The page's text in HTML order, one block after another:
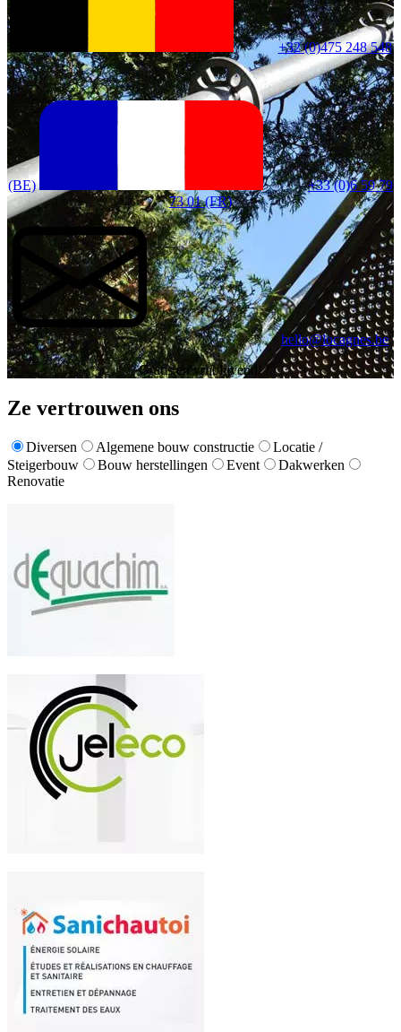
+32 (0)475 248 548
(BE)
+33 (0)6 59 79
73 01 (FR)
hello@locagnes.be
Gratis en vrijblijvend!
Ze vertrouwen ons
Diversen Algemene bouw constructie
Locatie /
Steigerbouw
Bouw herstellingen Event
Dakwerken
Renovatie